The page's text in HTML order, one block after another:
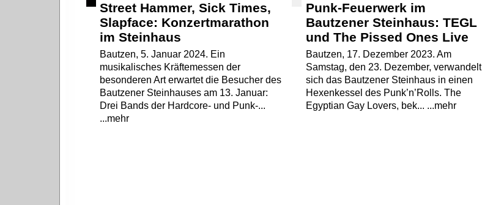
Street Hammer, Sick Times,
Slapface: Konzertmarathon
im Steinhaus
Bautzen, 5. Januar 2024. Ein
musikalisches Kräftemessen der
besonderen Art erwartet die Besucher des
Bautzener Steinhauses am 13. Januar:
Drei Bands der Hardcore- und Punk-...
...mehr
Punk-Feuerwerk im
Bautzener Steinhaus: TEGL
und The Pissed Ones Live
Bautzen, 17. Dezember 2023. Am
Samstag, den 23. Dezember, verwandelt
sich das Bautzener Steinhaus in einen
Hexenkessel des Punk’n’Rolls. The
Egyptian Gay Lovers, bek... ...mehr